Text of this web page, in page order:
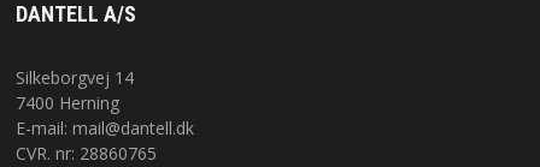
DANTELL A/S
Silkeborgvej 14
7400 Herning
E-mail: mail@dantell.dk
CVR. nr: 28860765